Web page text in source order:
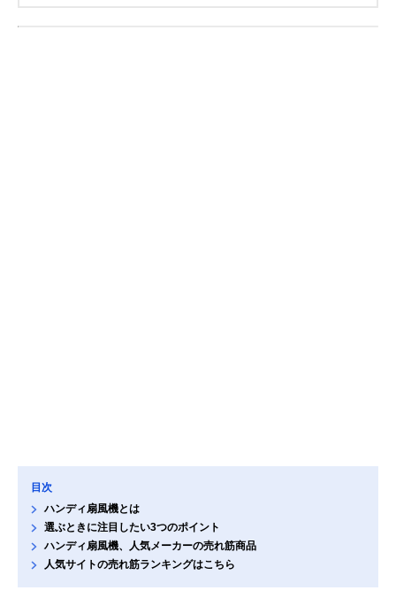
目次
ハンディ扇風機とは
選ぶときに注目したい3つのポイント
ハンディ扇風機、人気メーカーの売れ筋商品
人気サイトの売れ筋ランキングはこちら